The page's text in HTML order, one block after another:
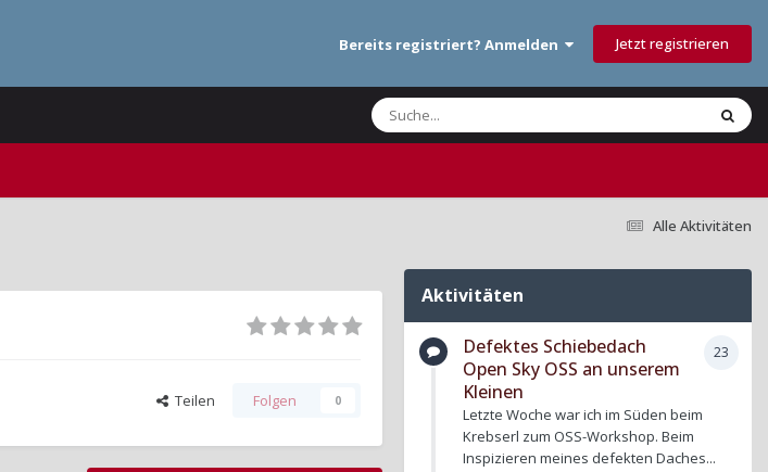
Bereits registriert? Anmelden Jetzt registrieren
Alle Aktivitäten
Teilen Folgen 0
Aktivitäten
23
Defektes Schiebedach
Open Sky OSS an unserem
Kleinen
Letzte Woche war ich im Süden beim
Krebserl zum OSS-Workshop. Beim
Inspizieren meines defekten Daches...